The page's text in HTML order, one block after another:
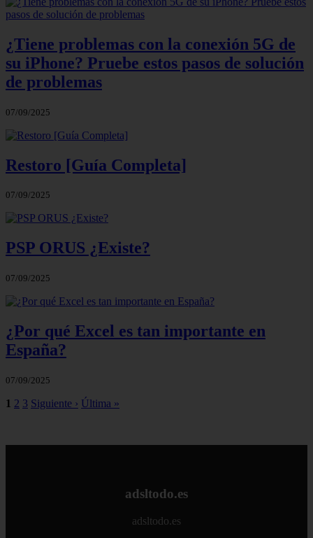
¿Tiene problemas con la conexión 5G de
su iPhone? Pruebe estos pasos de solución
de problemas
07/09/2025
Restoro [Guía Completa]
07/09/2025
PSP ORUS ¿Existe?
07/09/2025
¿Por qué Excel es tan importante en
España?
07/09/2025
1 2 3 Siguiente › Última »
adsltodo.es
adsltodo.es